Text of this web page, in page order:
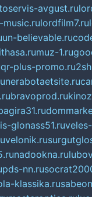
avgust.ru
lordfilm7.ru
un-believable.ru
muz-1.ru
qr-plus-promo.ru
nerabotaetsite.ru
bravoprod.ru
glonass51.ru
velonik.ru
nadookna.ru
pds-nn.ru
klassika.ru